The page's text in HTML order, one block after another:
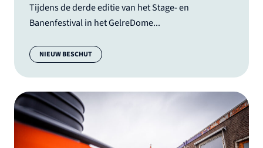
Tijdens de derde editie van het Stage- en
Banenfestival in het GelreDome...
Categorie:
NIEUW BESCHUT